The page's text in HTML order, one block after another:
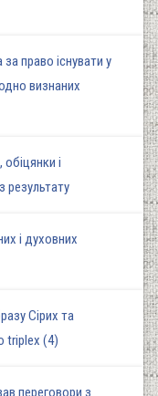
за право існувати у
визнаних
і
результату
і духовних
Сірих та
triplex (4)